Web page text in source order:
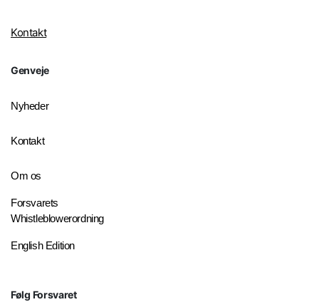
Kontakt
Genveje
Nyheder
Kontakt
Om os
Forsvarets
Whistleblowerordning
English Edition
Følg Forsvaret